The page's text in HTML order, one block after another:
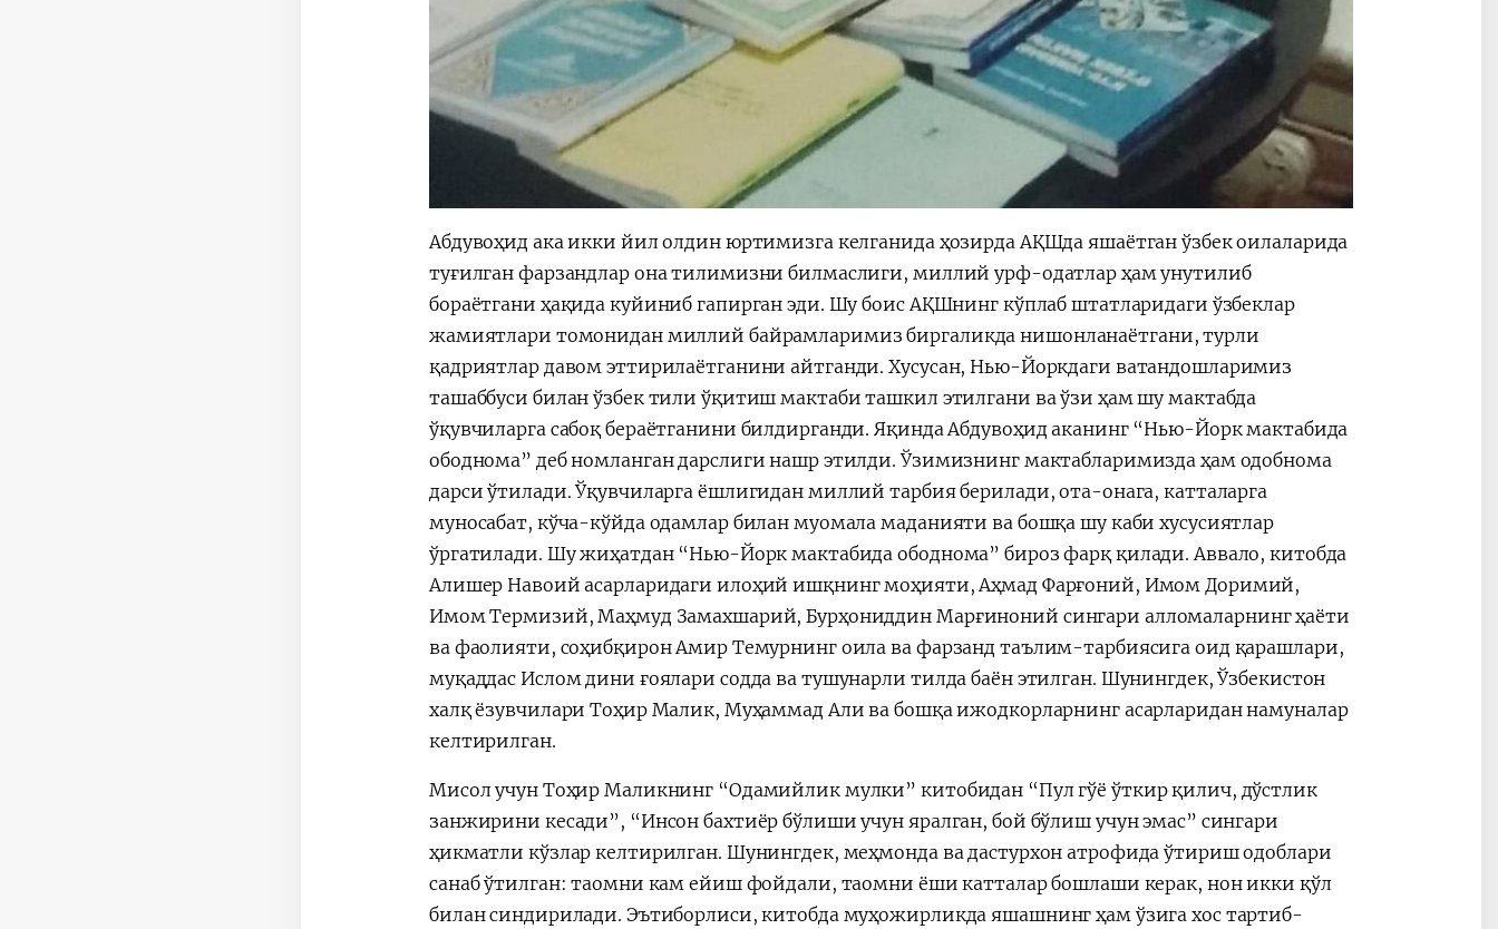
Абдувоҳид ака икки йил олдин юртимизга келганида ҳозирда АҚШда яшаётган ўзбек оилаларида
туғилган фарзандлар она тилимизни билмаслиги, миллий урф-одатлар ҳам унутилиб
бораётгани ҳақида куйиниб гапирган эди. Шу боис АҚШнинг кўплаб штатларидаги ўзбеклар
жамиятлари томонидан миллий байрамларимиз биргаликда нишонланаётгани, турли
қадриятлар давом эттирилаётганини айтганди. Хусусан, Нью-Йоркдаги ватандошларимиз
ташаббуси билан ўзбек тили ўқитиш мактаби ташкил этилгани ва ўзи ҳам шу мактабда
ўқувчиларга сабоқ бераётганини билдирганди. Яқинда Абдувоҳид аканинг “Нью-Йорк мактабида
ободнома” деб номланган дарслиги нашр этилди. Ўзимизнинг мактабларимизда ҳам одобнома
дарси ўтилади. Ўқувчиларга ёшлигидан миллий тарбия берилади, ота-онага, катталарга
муносабат, кўча-кўйда одамлар билан муомала маданияти ва бошқа шу каби хусусиятлар
ўргатилади. Шу жиҳатдан “Нью-Йорк мактабида ободнома” бироз фарқ қилади. Аввало, китобда
Алишер Навоий асарларидаги илоҳий ишқнинг моҳияти, Аҳмад Фарғоний, Имом Доримий,
Имом Термизий, Маҳмуд Замахшарий, Бурҳониддин Марғиноний сингари алломаларнинг ҳаёти
ва фаолияти, соҳибқирон Амир Темурнинг оила ва фарзанд таълим-тарбиясига оид қарашлари,
муқаддас Ислом дини ғоялари содда ва тушунарли тилда баён этилган. Шунингдек, Ўзбекистон
халқ ёзувчилари Тоҳир Малик, Муҳаммад Али ва бошқа ижодкорларнинг асарларидан намуналар
келтирилган.
Мисол учун Тоҳир Маликнинг “Одамийлик мулки” китобидан “Пул гўё ўткир қилич, дўстлик
занжирини кесади”, “Инсон бахтиёр бўлиши учун яралган, бой бўлиш учун эмас” сингари
ҳикматли кўзлар келтирилган. Шунингдек, меҳмонда ва дастурхон атрофида ўтириш одоблари
санаб ўтилган: таомни кам ейиш фойдали, таомни ёши катталар бошлаши керак, нон икки қўл
билан синдирилади. Эътиборлиси, китобда муҳожирликда яшашнинг ҳам ўзига хос тартиб-